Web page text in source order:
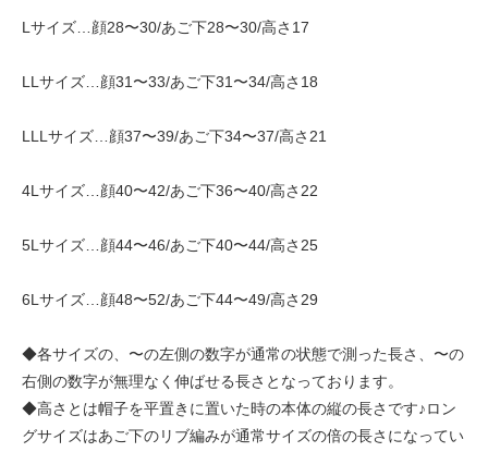
Lサイズ…顔28〜30/あご下28〜30/高さ17
LLサイズ…顔31〜33/あご下31〜34/高さ18
LLLサイズ…顔37〜39/あご下34〜37/高さ21
4Lサイズ…顔40〜42/あご下36〜40/高さ22
5Lサイズ…顔44〜46/あご下40〜44/高さ25
6Lサイズ…顔48〜52/あご下44〜49/高さ29
◆各サイズの、〜の左側の数字が通常の状態で測った長さ、〜の
右側の数字が無理なく伸ばせる長さとなっております。
◆高さとは帽子を平置きに置いた時の本体の縦の長さです♪ロン
グサイズはあご下のリブ編みが通常サイズの倍の長さになってい